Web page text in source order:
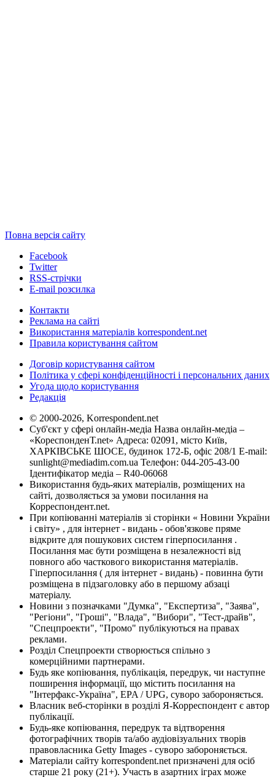
Повна версія сайту
Facebook
Twitter
RSS-стрічки
E-mail розсилка
Контакти
Реклама на сайті
Використання матеріалів korrespondent.net
Правила користування сайтом
Договір користування сайтом
Політика у сфері конфіденційності і персональних даних
Угода щодо користування
Редакція
© 2000-2026, Korrespondent.net
Суб'єкт у сфері онлайн-медіа Назва онлайн-медіа –
«КореспонденТ.net» Адреса: 02091, місто Київ,
ХАРКІВСЬКЕ ШОСЕ, будинок 172-Б, офіс 208/1 E-mail:
sunlight@mediadim.com.ua Телефон: 044-205-43-00
Ідентифікатор медіа – R40-06068
Використання будь-яких матеріалів, розміщених на
сайті, дозволяється за умови посилання на
Корреспондент.net.
При копіюванні матеріалів зі сторінки « Новини України
і світу» , для інтернет - видань - обов'язкове пряме
відкрите для пошукових систем гіперпосилання .
Посилання має бути розміщена в незалежності від
повного або часткового використання матеріалів.
Гіперпосилання ( для інтернет - видань) - повинна бути
розміщена в підзаголовку або в першому абзаці
матеріалу.
Новини з позначками "Думка", "Експертиза", "Заява",
"Регіони", "Гроші", "Влада", "Вибори", "Тест-драйв",
"Спецпроекти", "Промо" публікуються на правах
реклами.
Розділ Спецпроекти створюється спільно з
комерційними партнерами.
Будь яке копіювання, публікація, передрук, чи наступне
поширення інформації, що містить посилання на
"Інтерфакс-Україна", EPA / UPG, суворо забороняється.
Власник веб-сторінки в розділі Я-Корреспондент є автор
публікації.
Будь-яке копіювання, передрук та відтворення
фотографічних творів та/або аудіовізуальних творів
правовласника Getty Images - суворо забороняється.
Матеріали сайту korrespondent.net призначені для осіб
старше 21 року (21+). Участь в азартних іграх може